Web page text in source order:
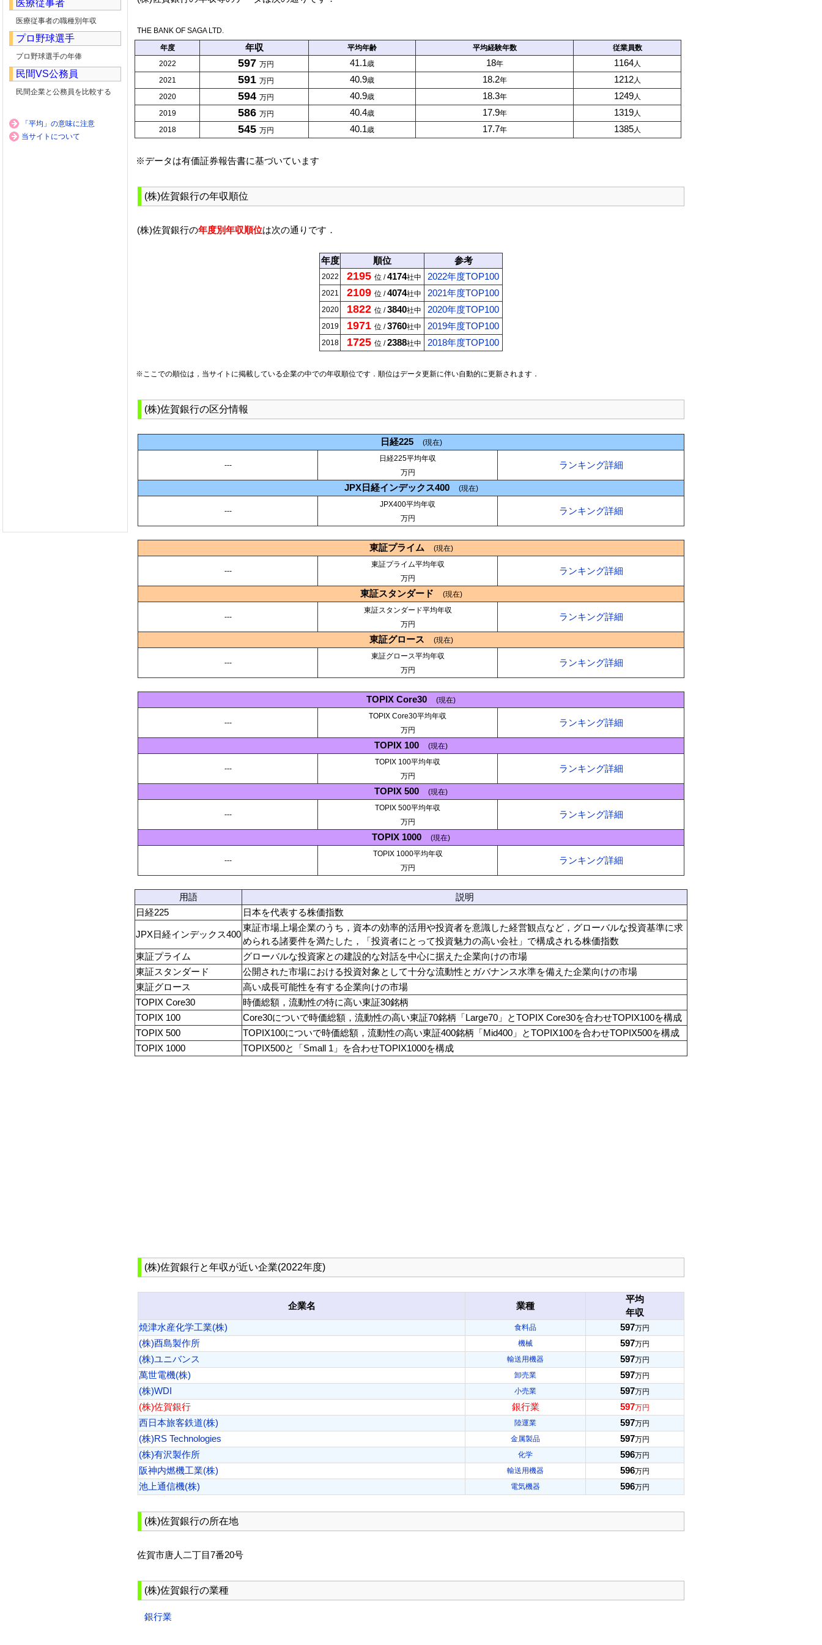
THE BANK OF SAGA LTD.
年度
年収 平均年齢 平均経験年数
従業員数
2022
597 万円 41.1歳 18年 1164人
2021
591 万円 40.9歳 18.2年 1212人
2020
594 万円 40.9歳 18.3年 1249人
2019
586 万円 40.4歳 17.9年 1319人
2018
545 万円 40.1歳 17.7年 1385人
※データは有価証券報告書に基づいています
(株)佐賀銀行の年収順位
(株)佐賀銀行の年度別年収順位は次の通りです．
年度 順位 参考
2022 2195 位 /4174社中 2022年度TOP100
2021 2109 位 /4074社中 2021年度TOP100
2020 1822 位 /3840社中 2020年度TOP100
2019 1971 位 /3760社中 2019年度TOP100
2018 1725 位 /2388社中 2018年度TOP100
※ここでの順位は，当サイトに掲載している企業の中での年収順位です．順位はデータ更新に伴い自動的に更新されます．
(株)佐賀銀行の区分情報
日経225 (現在)
---
日経225平均年収
万円
ランキング詳細
JPX日経インデックス400 (現在)
---
JPX400平均年収
万円
ランキング詳細
東証プライム (現在)
---
東証プライム平均年収
万円
ランキング詳細
東証スタンダード (現在)
---
東証スタンダード平均年収
万円
ランキング詳細
東証グロース (現在)
---
東証グロース平均年収
万円
ランキング詳細
TOPIX Core30 (現在)
---
TOPIX Core30平均年収
万円
ランキング詳細
TOPIX 100 (現在)
---
TOPIX 100平均年収
万円
ランキング詳細
TOPIX 500 (現在)
---
TOPIX 500平均年収
万円
ランキング詳細
TOPIX 1000 (現在)
---
TOPIX 1000平均年収
万円
ランキング詳細
用語
説明
日経225
日本を代表する株価指数
JPX日経インデックス400
東証市場上場企業のうち，資本の効率的活用や投資者を意識した経営観点など，グローバルな投資基準に求
められる諸要件を満たした，「投資者にとって投資魅力の高い会社」で構成される株価指数
東証プライム
グローバルな投資家との建設的な対話を中心に据えた企業向けの市場
東証スタンダード
公開された市場における投資対象として十分な流動性とガバナンス水準を備えた企業向けの市場
東証グロース
高い成長可能性を有する企業向けの市場
TOPIX Core30
時価総額，流動性の特に高い東証30銘柄
TOPIX 100
Core30についで時価総額，流動性の高い東証70銘柄「Large70」とTOPIX Core30を合わせTOPIX100を構成
TOPIX 500
TOPIX100についで時価総額，流動性の高い東証400銘柄「Mid400」とTOPIX100を合わせTOPIX500を構成
TOPIX 1000
TOPIX500と「Small 1」を合わせTOPIX1000を構成
(株)佐賀銀行と年収が近い企業(2022年度)
企業名 業種
平均
年収
焼津水産化学工業(株)
食料品 597万円
(株)酉島製作所 機械 597万円
(株)ユニバンス 輸送用機器 597万円
萬世電機(株) 卸売業 597万円
(株)WDI 小売業 597万円
(株)佐賀銀行 銀行業 597万円
西日本旅客鉄道(株) 陸運業 597万円
(株)RS Technologies 金属製品 597万円
(株)有沢製作所 化学 596万円
阪神内燃機工業(株) 輸送用機器 596万円
池上通信機(株) 電気機器 596万円
(株)佐賀銀行の所在地
佐賀市唐人二丁目7番20号
(株)佐賀銀行の業種
銀行業
医療従事者
医療従事者の職種別年収
プロ野球選手
プロ野球選手の年俸
民間VS公務員
民間企業と公務員を比較する
「平均」の意味に注意
当サイトについて